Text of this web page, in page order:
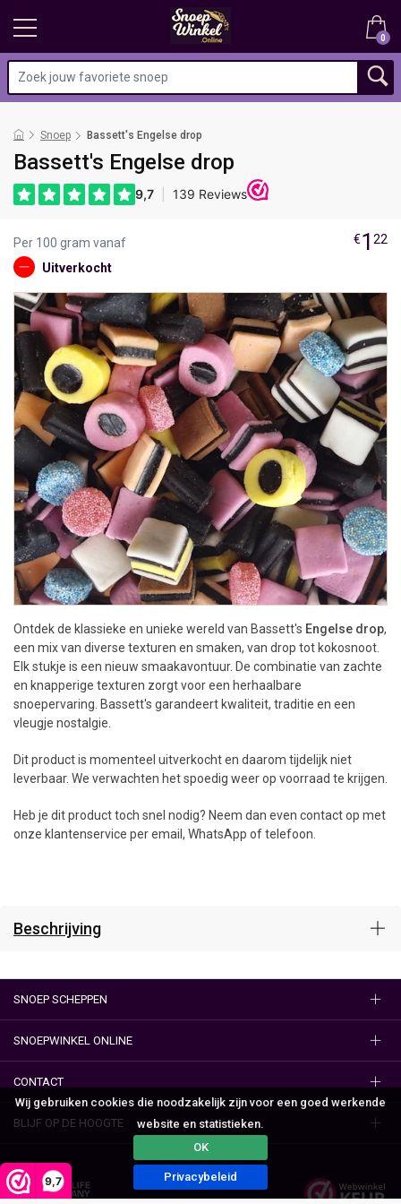
9,7
Wij gebruiken cookies die noodzakelijk zijn voor een goed werkende
website en statistieken.
OK
Privacybeleid
0
Snoep Bassett's Engelse drop
Bassett's Engelse drop
Per 100 gram vanaf €1 22
Uitverkocht
Ontdek de klassieke en unieke wereld van Bassett's Engelse drop,
een mix van diverse texturen en smaken, van drop tot kokosnoot.
Elk stukje is een nieuw smaakavontuur. De combinatie van zachte
en knapperige texturen zorgt voor een herhaalbare
snoepervaring. Bassett's garandeert kwaliteit, traditie en een
vleugje nostalgie.
Dit product is momenteel uitverkocht en daarom tijdelijk niet
leverbaar. We verwachten het spoedig weer op voorraad te krijgen.
Heb je dit product toch snel nodig? Neem dan even contact op met
onze klantenservice per email, WhatsApp of telefoon.
Beschrijving
SNOEP SCHEPPEN
SNOEPWINKEL ONLINE
CONTACT
BLIJF OP DE HOOGTE